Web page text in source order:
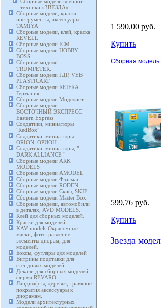
техники «ЗВЕЗДА»
Сборные модели, краска,
инструменты, аксессуары
TAMIYA
Сборные модели, клей, краска
REVELL
Сборные модели ICM.
Сборные модели HOBBY
BOSS.
Сборные модели
TRUMPETER.
Сборные модели ГДР, VEB
PLASTICART
Сборные модели REIFRA
Германия
Сборные модели Моделист.
Сборные модели
ВОСТОЧНЫЙ ЭКСПРЕСС
Eastern Express
Солдатики, миниатюры
"RedBox"
Солдатики, миниатюры
ORION, ОРИОН
Солдатики, миниатюры, "
DARK ALLIANCE "
Сборные модели ARK
MODELS
Сборные модели AMODEL
Сборные модели Флагман
Сборные модели RODEN
Сборные модели Скиф, SKIF
Сборные модели Master Box
Сборные модели, автомобили
в деталях, AVD MODELS.
Клей для сборных моделей.
Краски для моделей.
KAV models Окрасочные
маски, фототравление,
элементы диорам, для
моделей.
Боксы, футляры для моделей
Витрины подставки для
стендовых моделей
Декали для сборных моделей,
фирма REVARO
Ландшафты, деревья, травяное
покрытия аксессуары к
диорамам.
Модели архитектурных
1 590,00 руб.
Купить
Сборная модель
599,76 руб.
Купить
Звезда